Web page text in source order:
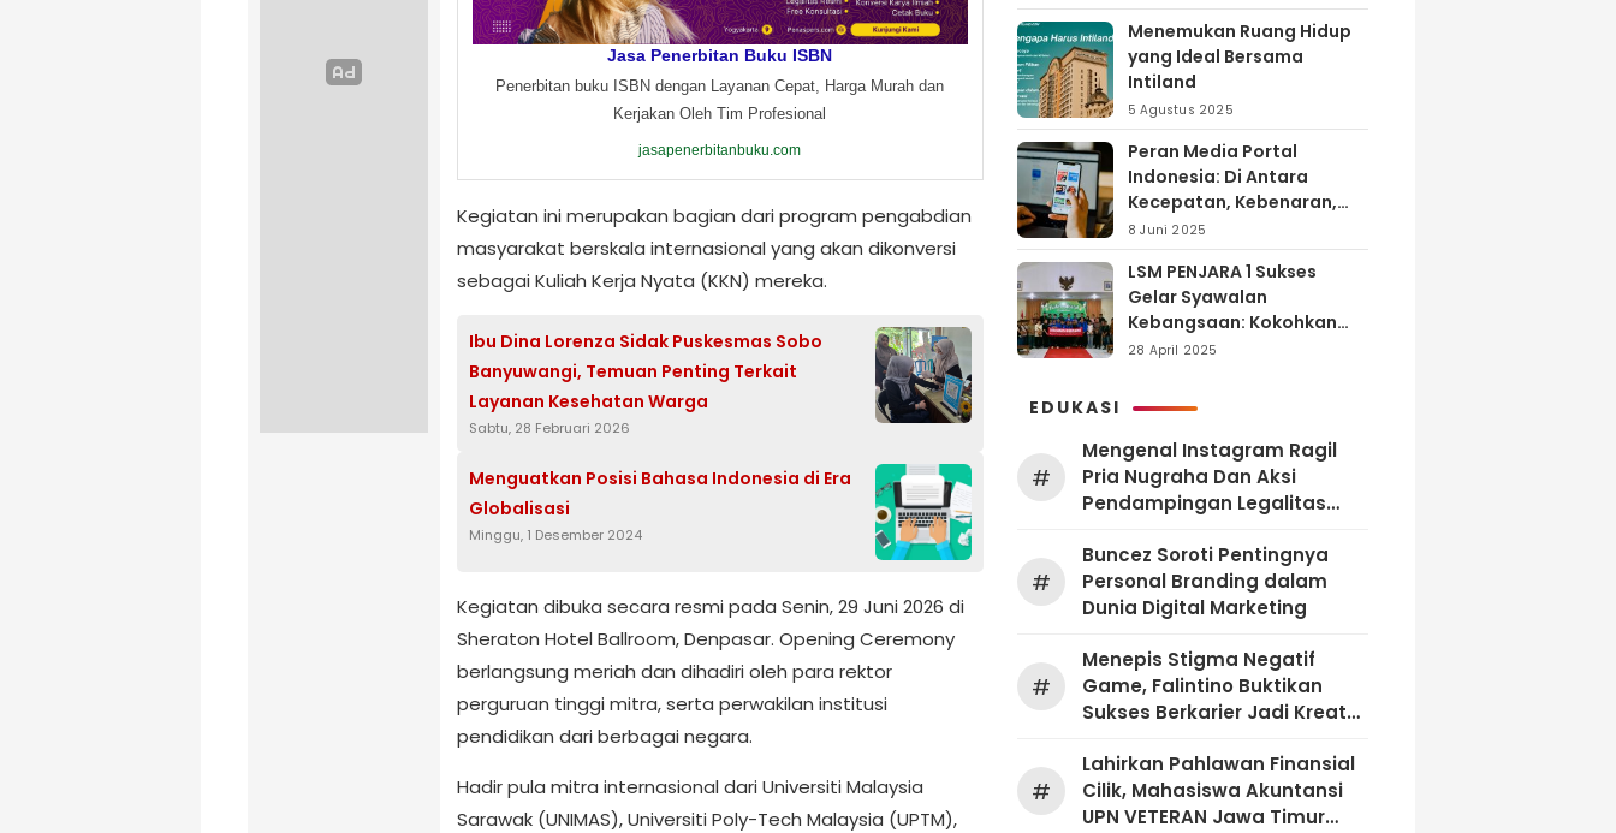
Jasa Penerbitan Buku ISBN
Penerbitan buku ISBN dengan Layanan Cepat, Harga Murah dan
Kerjakan Oleh Tim Profesional
jasapenerbitanbuku.com
Kegiatan ini merupakan bagian dari program pengabdian
masyarakat berskala internasional yang akan dikonversi
sebagai Kuliah Kerja Nyata (KKN) mereka.
Ibu Dina Lorenza Sidak Puskesmas Sobo
Banyuwangi, Temuan Penting Terkait
Layanan Kesehatan Warga
Sabtu, 28 Februari 2026
Menguatkan Posisi Bahasa Indonesia di Era
Globalisasi
Minggu, 1 Desember 2024
Kegiatan dibuka secara resmi pada Senin, 29 Juni 2026 di
Sheraton Hotel Ballroom, Denpasar. Opening Ceremony
berlangsung meriah dan dihadiri oleh para rektor
perguruan tinggi mitra, serta perwakilan institusi
pendidikan dari berbagai negara.
Hadir pula mitra internasional dari Universiti Malaysia
Sarawak (UNIMAS), Universiti Poly-Tech Malaysia (UPTM),
Menemukan Ruang Hidup
yang Ideal Bersama
Intiland
5 Agustus 2025
Peran Media Portal
Indonesia: Di Antara
Kecepatan, Kebenaran,
dan Tanggung Jawab
8 Juni 2025
LSM PENJARA 1 Sukses
Gelar Syawalan
Kebangsaan: Kokohkan
Tekad Melawan Korupsi
28 April 2025
EDUKASI
#
Mengenal Instagram Ragil
Pria Nugraha Dan Aksi
Pendampingan Legalitas
#
‎Buncez Soroti Pentingnya
Personal Branding dalam
Dunia Digital Marketing
#
Menepis Stigma Negatif
Game, Falintino Buktikan
Sukses Berkarier Jadi Kreator
#
Lahirkan Pahlawan Finansial
Cilik, Mahasiswa Akuntansi
UPN VETERAN Jawa Timur